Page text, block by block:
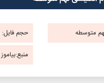
متوسطه حجم فایل:
منبع:بیاموز